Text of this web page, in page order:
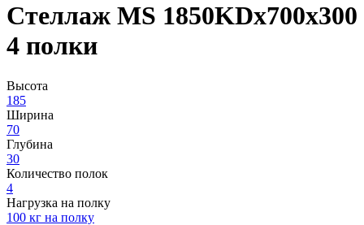
Стеллаж MS 1850KDх700x300
4 полки
Высота
185
Ширина
70
Глубина
30
Количество полок
4
Нагрузка на полку
100 кг на полку